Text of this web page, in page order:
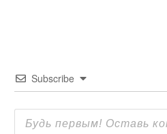
Subscribe